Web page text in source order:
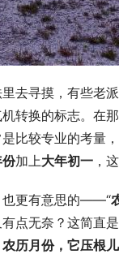
去寻摸，有些老
转换的标志。在
比较专业的考量
加上大年初一 ，
也更有意思的——“
点无奈？这简直
农历月份，它压根